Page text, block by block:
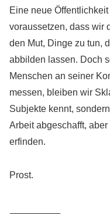
Eine neue
voraussetzen, dass wir
den Mut, Dinge zu tun,
abbilden lassen. Doch
Menschen an seiner
messen, bleiben wir
Subjekte kennt,
Arbeit abgeschafft,
erfinden.
Prost.